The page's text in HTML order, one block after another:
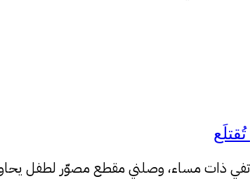
ذات مساء، وصلني مقطع مصوّر لطفل يحاول